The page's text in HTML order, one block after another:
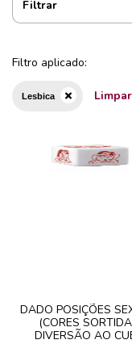
Filtrar
Filtro aplicado:
Lesbica
DADO POSIÇÕES
(CORES
DIVERSÃO AO